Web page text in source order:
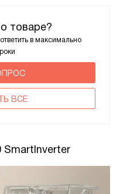
товаре?
в максимально
ВСЕ
SmartInverter